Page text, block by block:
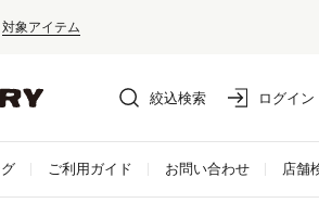
ポイント還元！
絞込検索 ログイン
ご利用ガイド お問い合わせ 店舗